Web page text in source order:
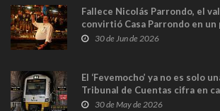
Fallece Nicolás Parrondo, el
convirtió Casa Parrondo en
en Madrid
30 de Jun de 2026
El ‘Fevemocho’ ya no es solo
Tribunal de Cuentas cifra en
sobrecoste de los trenes que
30 de May de 2026